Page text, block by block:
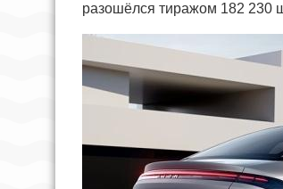
разошёлся тиражом 182 230